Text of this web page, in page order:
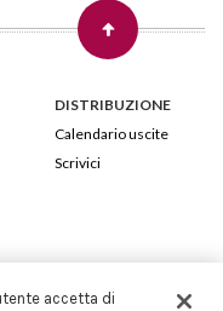
DISTRIBUZIONE
Calendario uscite
Scrivici
accetta di